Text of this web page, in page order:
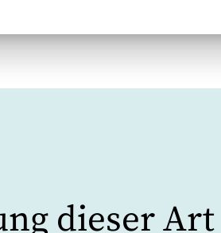
dieser Art